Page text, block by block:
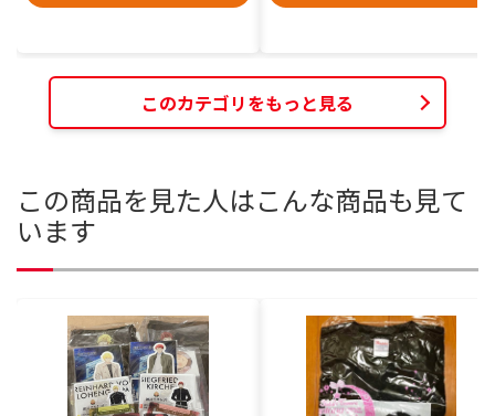
このカテゴリをもっと見る
この商品を見た人はこんな商品も見て
います